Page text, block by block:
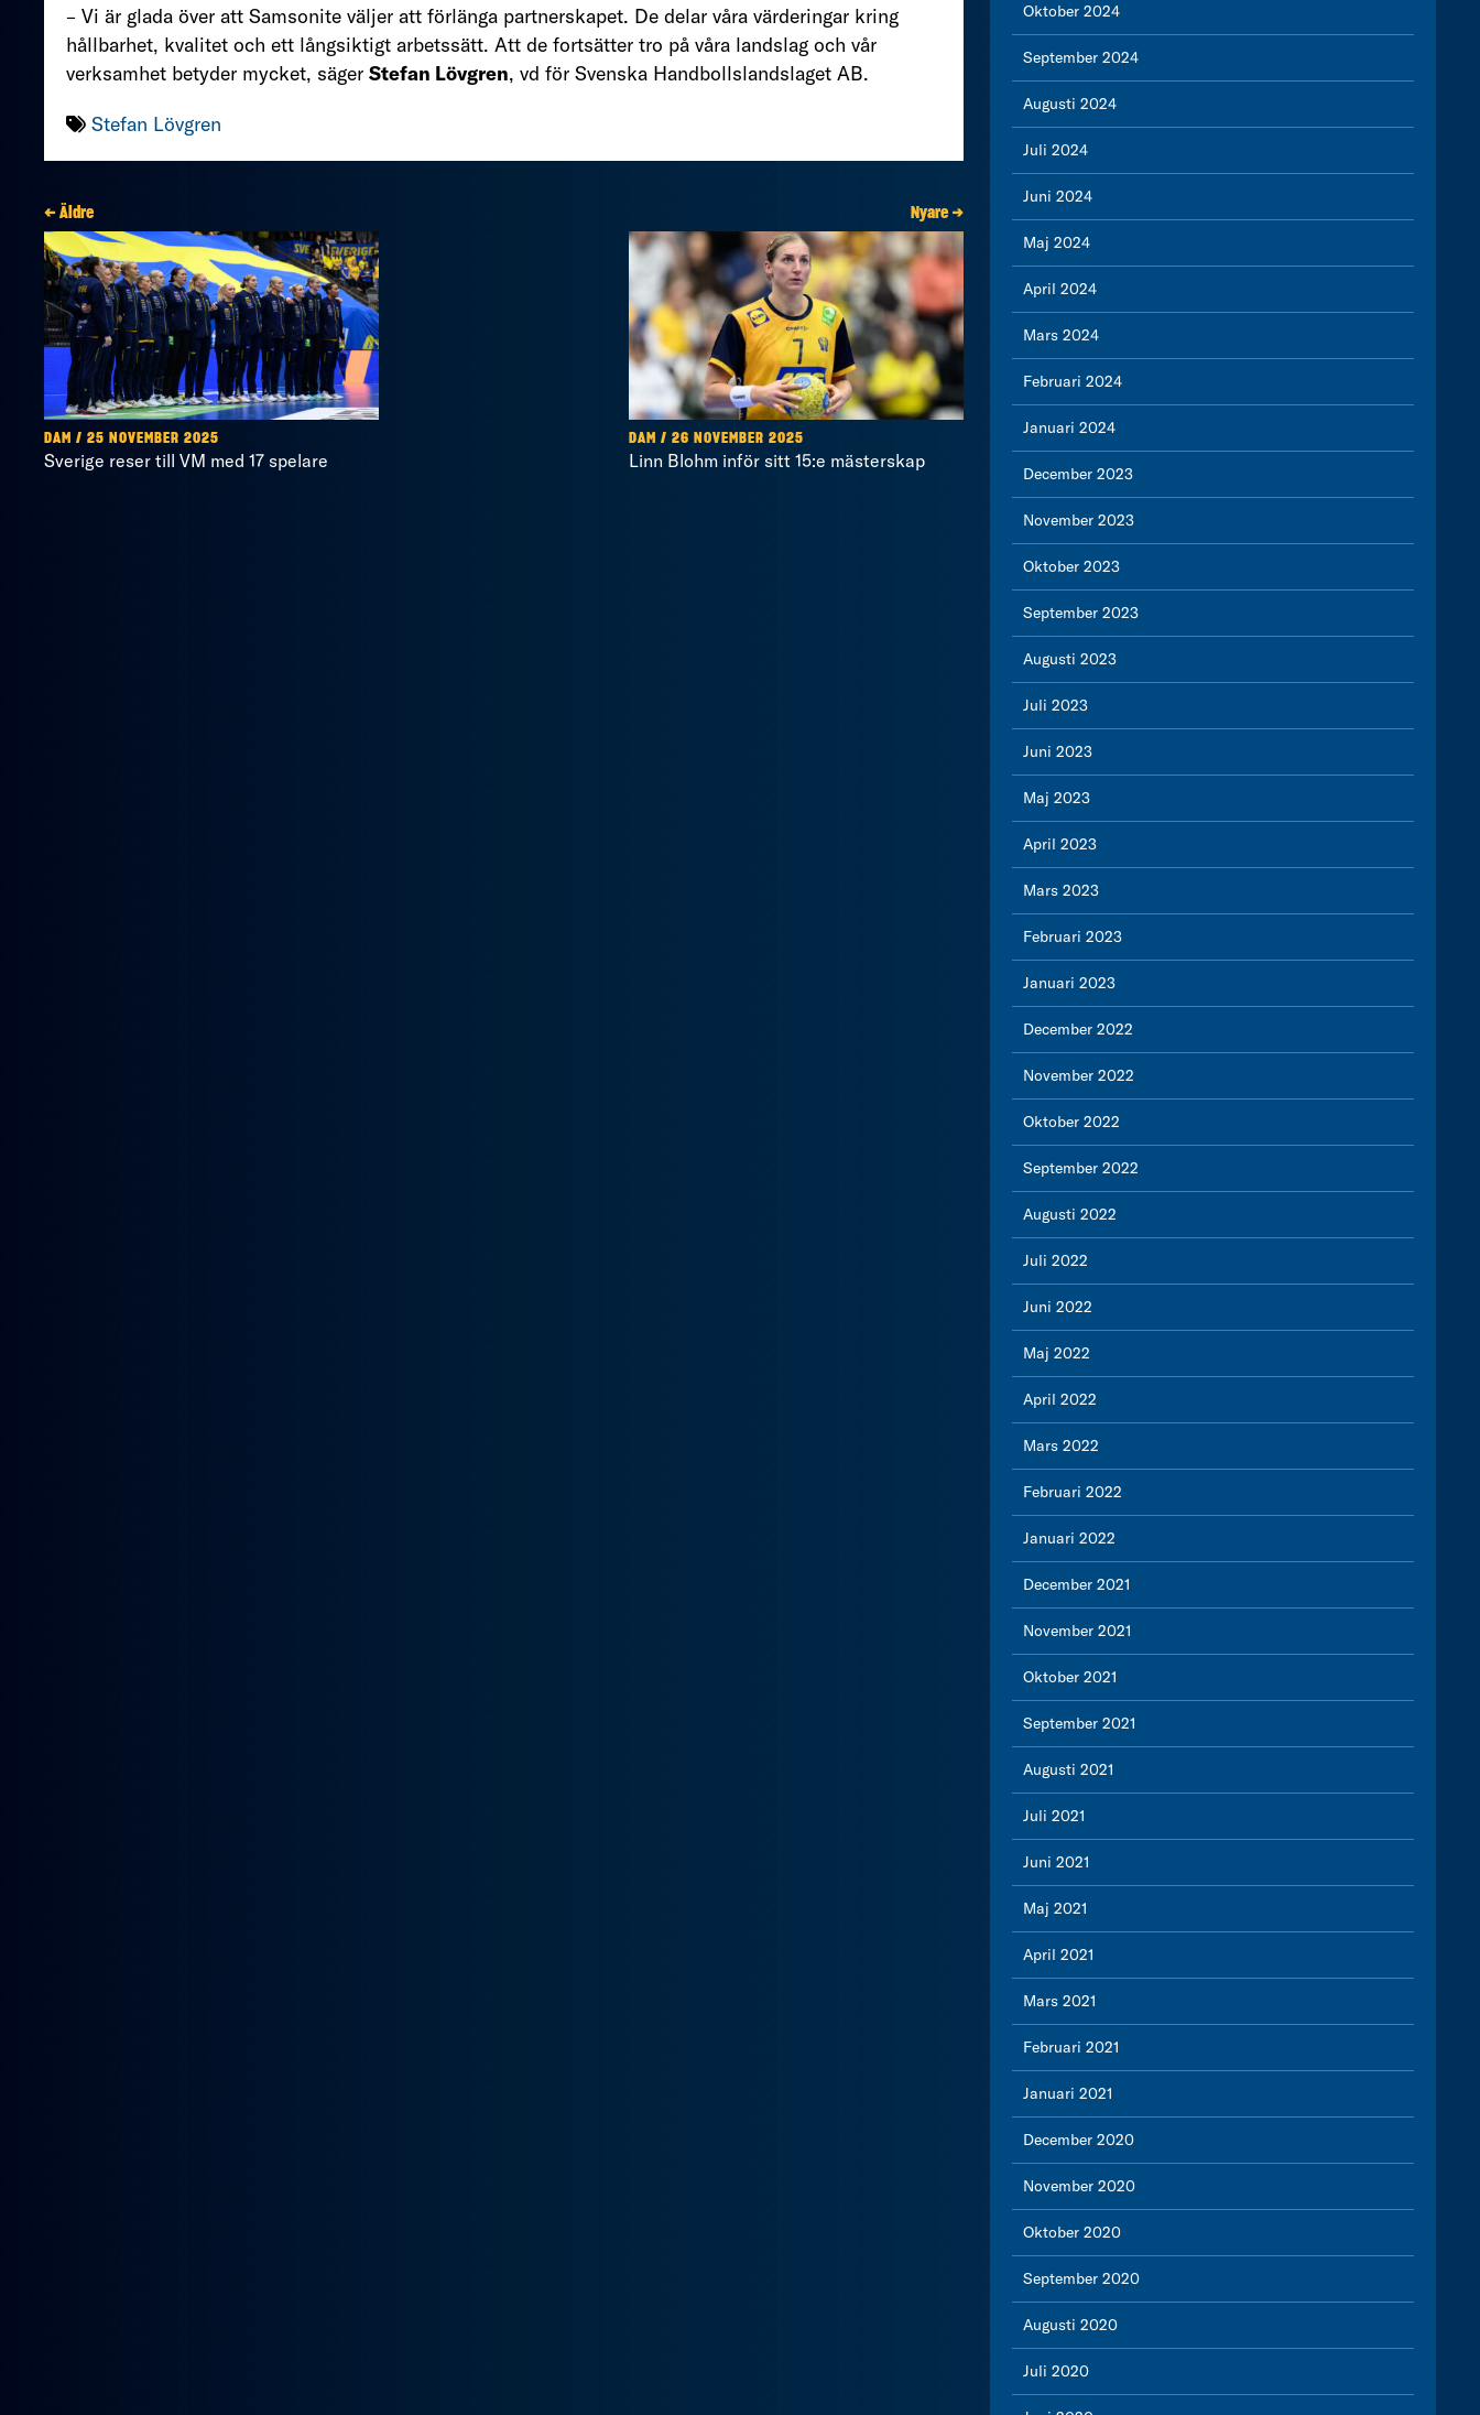
– Vi är glada över att Samsonite väljer att förlänga partnerskapet. De delar våra värderingar kring
hållbarhet, kvalitet och ett långsiktigt arbetssätt. Att de fortsätter tro på våra landslag och vår
verksamhet betyder mycket, säger Stefan Lövgren, vd för Svenska Handbollslandslaget AB.
Stefan Lövgren
← Äldre
DAM / 25 NOVEMBER 2025
Sverige reser till VM med 17 spelare
Nyare →
DAM / 26 NOVEMBER 2025
Linn Blohm inför sitt 15:e mästerskap
Oktober 2024
September 2024
Augusti 2024
Juli 2024
Juni 2024
Maj 2024
April 2024
Mars 2024
Februari 2024
Januari 2024
December 2023
November 2023
Oktober 2023
September 2023
Augusti 2023
Juli 2023
Juni 2023
Maj 2023
April 2023
Mars 2023
Februari 2023
Januari 2023
December 2022
November 2022
Oktober 2022
September 2022
Augusti 2022
Juli 2022
Juni 2022
Maj 2022
April 2022
Mars 2022
Februari 2022
Januari 2022
December 2021
November 2021
Oktober 2021
September 2021
Augusti 2021
Juli 2021
Juni 2021
Maj 2021
April 2021
Mars 2021
Februari 2021
Januari 2021
December 2020
November 2020
Oktober 2020
September 2020
Augusti 2020
Juli 2020